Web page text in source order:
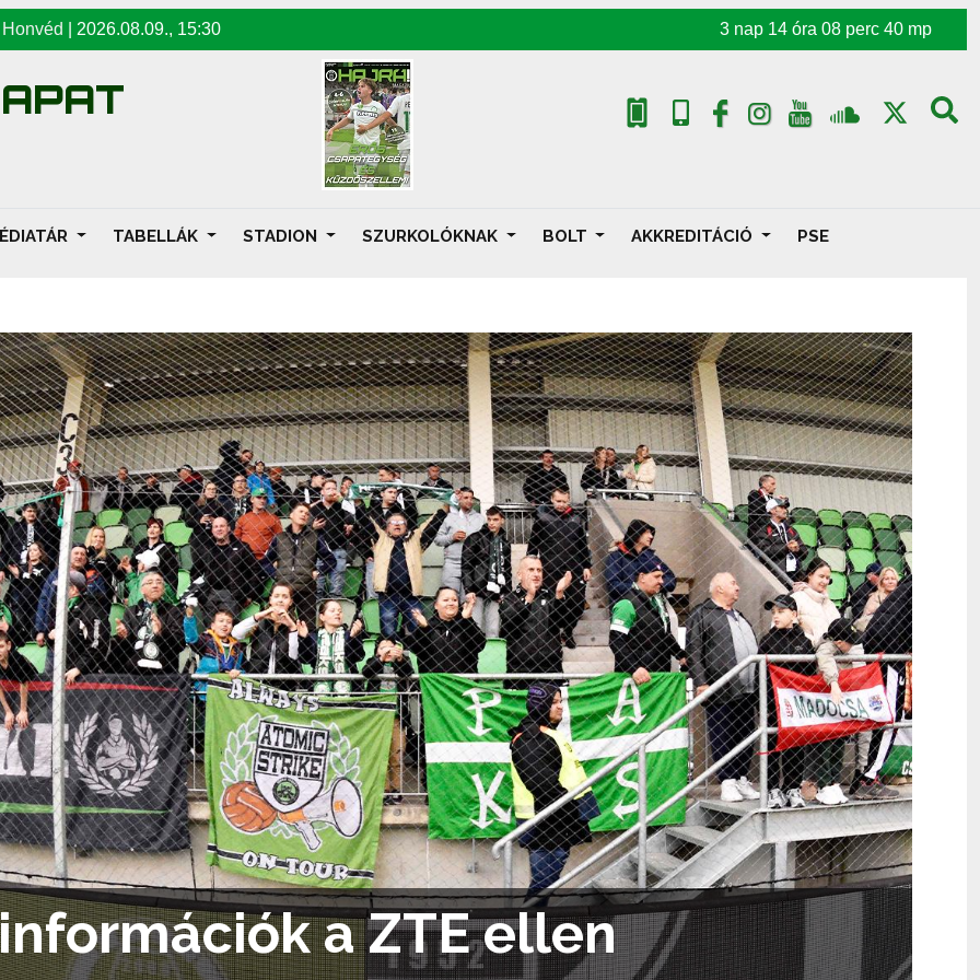
Honvéd 2026.08.09., 15:30 3 nap 14 óra 08 perc 39 mp
TABELLÁK STADION SZURKOLÓKNAK BOLT AKKREDITÁCIÓ PSE
a ZTE ellen